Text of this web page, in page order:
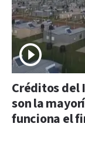
Créditos del
son la
funciona el